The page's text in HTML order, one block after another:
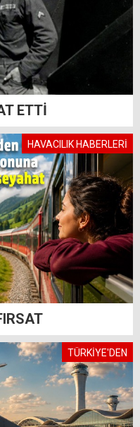
ETTİ
HAVACILIK HABERLERİ
TÜRKİYE'DEN